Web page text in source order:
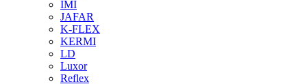
IMI
JAFAR
K-FLEX
KERMI
LD
Luxor
Reflex